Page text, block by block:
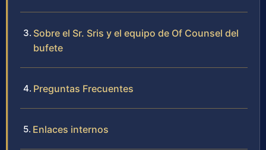
Sobre el Sr. Sris y el equipo de Of Counsel del
bufete
Preguntas Frecuentes
Enlaces internos